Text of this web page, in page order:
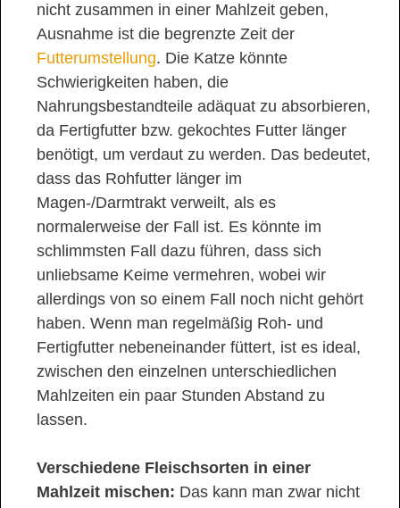
nicht zusammen in einer Mahlzeit geben,
Ausnahme ist die begrenzte Zeit der
Futterumstellung. Die Katze könnte
Schwierigkeiten haben, die
Nahrungsbestandteile adäquat zu absorbieren,
da Fertigfutter bzw. gekochtes Futter länger
benötigt, um verdaut zu werden. Das bedeutet,
dass das Rohfutter länger im
Magen-/Darmtrakt verweilt, als es
normalerweise der Fall ist. Es könnte im
schlimmsten Fall dazu führen, dass sich
unliebsame Keime vermehren, wobei wir
allerdings von so einem Fall noch nicht gehört
haben. Wenn man regelmäßig Roh- und
Fertigfutter nebeneinander füttert, ist es ideal,
zwischen den einzelnen unterschiedlichen
Mahlzeiten ein paar Stunden Abstand zu
lassen.
Verschiedene Fleischsorten in einer
Mahlzeit mischen: Das kann man zwar nicht